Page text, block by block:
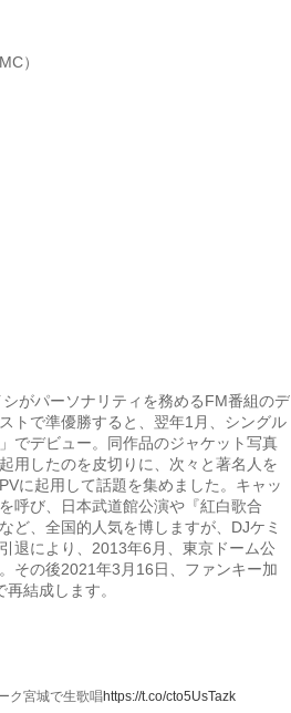
）
がパーソナリティを務めるFM番組のデ
トで準優勝すると、翌年1月、シングル
でデビュー。同作品のジャケット写真
用したのを皮切りに、次々と著名人を
に起用して話題を集めました。キャッ
呼び、日本武道館公演や『紅白歌合
ど、全国的人気を博しますが、DJケミ
退により、2013年6月、東京ドーム公
その後2021年3月16日、ファンキー加
結成します。
ク宮城で生歌唱https://t.co/cto5UsTazk